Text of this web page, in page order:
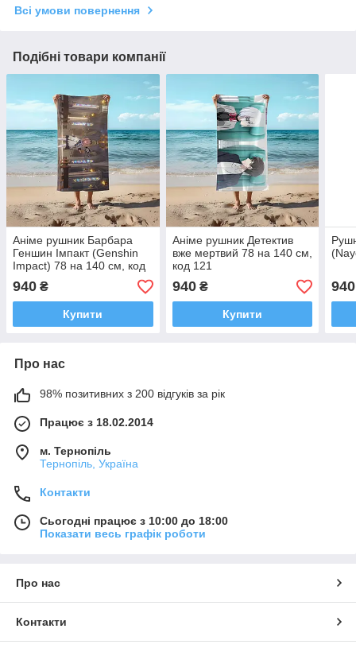
Всі умови повернення
Подібні товари компанії
Аніме рушник Барбара
Геншин Імпакт (Genshin
Impact) 78 на 140 см, код
12
940 ₴
Купити
Аніме рушник Детектив
вже мертвий 78 на 140 см,
код 121
940₴
Купити
940
Про нас
98% позитивних з 200 відгуків за рік
Працює з 18.02.2014
м. Тернопіль
Тернопіль, Україна
Контакти
Сьогодні працює з 10:00 до 18:00
Показати весь графік роботи
Про нас
Контакти